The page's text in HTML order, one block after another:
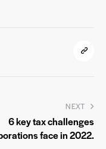
NEXT
6 key tax challenges
face in 2022.